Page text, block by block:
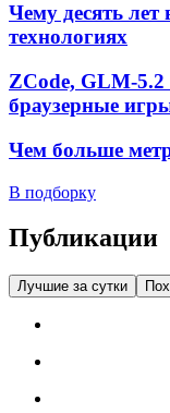
Чему десять лет
технологиях
ZCode, GLM-
браузерные
Чем больше
В подборку
Публикации
Лучшие за сутки